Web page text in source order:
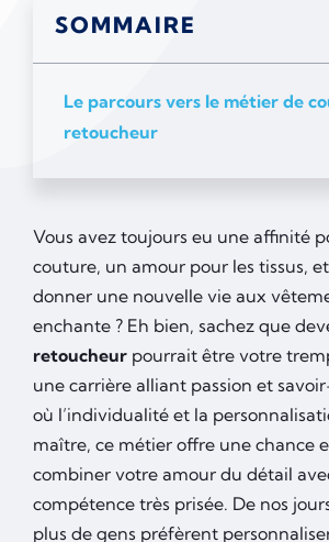
SOMMAIRE
Le parcours vers le métier de
retoucheur
Vous avez toujours eu une affinité
couture, un amour pour les tissus,
donner une nouvelle vie aux
enchante ? Eh bien, sachez que
retoucheur pourrait être votre
une carrière alliant passion et
où l’individualité et la
maître, ce métier offre une chance
combiner votre amour du détail
compétence très prisée. De nos
plus de gens préfèrent